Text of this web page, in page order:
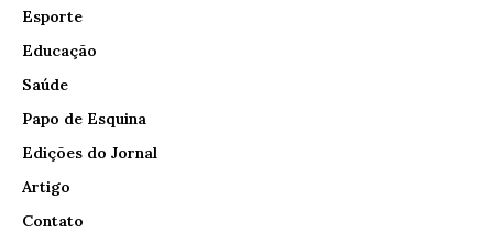
Esporte
Educação
Saúde
Papo de Esquina
Edições do Jornal
Artigo
Contato